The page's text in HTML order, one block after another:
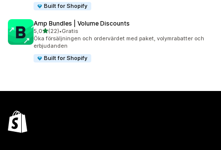
Built for Shopify
Amp Bundles | Volume Discounts
5,0av 5 stjärnor
(22)
22 recensioner totalt
•Gratis
Öka försäljningen och ordervärdet med paket, volymrabatter och
erbjudanden
Built for Shopify